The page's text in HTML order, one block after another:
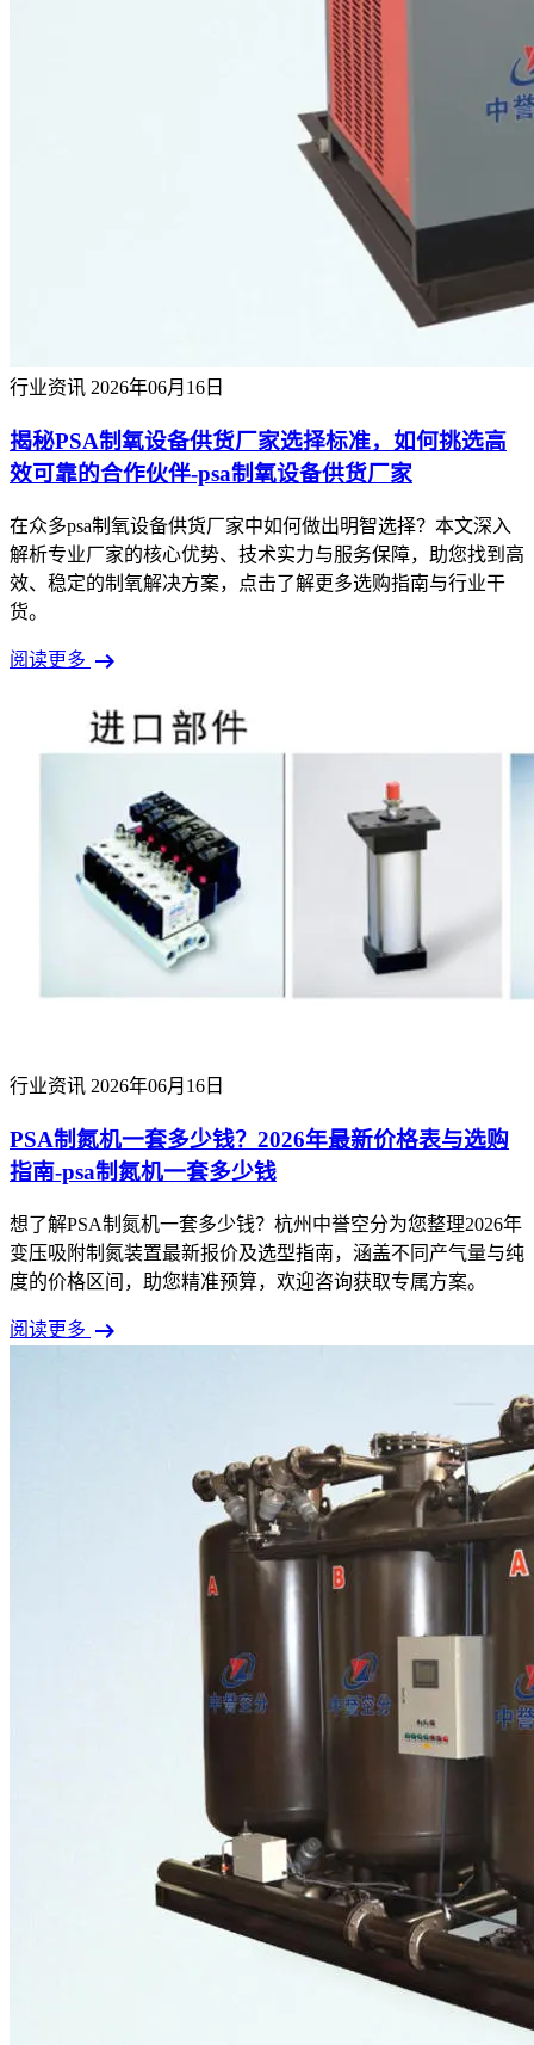
行业资讯 2026年06月16日
揭秘PSA制氧设备供货厂家选择标准，如何挑选高
效可靠的合作伙伴-psa制氧设备供货厂家
在众多psa制氧设备供货厂家中如何做出明智选择？本文深入
解析专业厂家的核心优势、技术实力与服务保障，助您找到高
效、稳定的制氧解决方案，点击了解更多选购指南与行业干
货。
阅读更多 arrow_right_alt
行业资讯 2026年06月16日
PSA制氮机一套多少钱？2026年最新价格表与选购
指南-psa制氮机一套多少钱
想了解PSA制氮机一套多少钱？杭州中誉空分为您整理2026年
变压吸附制氮装置最新报价及选型指南，涵盖不同产气量与纯
度的价格区间，助您精准预算，欢迎咨询获取专属方案。
阅读更多 arrow_right_alt